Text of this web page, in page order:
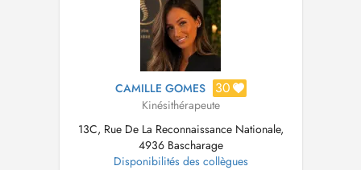
connaissances dans des domaines variés tels
CAMILLE GOMES 30
Kinésithérapeute
13C, Rue De La Reconnaissance Nationale,
4936 Bascharage
Disponibilités des collègues